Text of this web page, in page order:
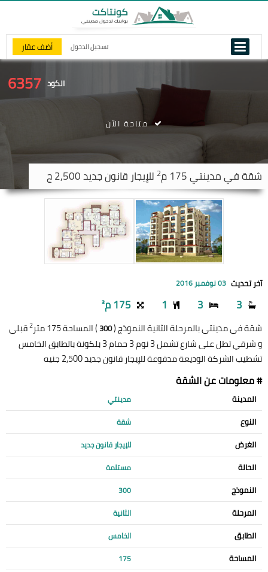
تسجيل الدخول أضف عقار
الكود 6357
شقة فيمدينتي 2 للإيجار قانون جديد 2,500 ج
متاحة الآن
آخر تحديث 03 نوفمبر 2016
3
3
1 175 م²
شقة في مدينتي بالمرحلة الثانية النموذج (300) المساحة 175 متر 2قبلي
و شرقي تطل على شارع تشمل 3 نوم 3 حمام 3 بلكونة بالطابق الخامس
تشطيب الشركة الوديعة مدفوعة للإيجار قانون جديد 2,500 جنيه
# معلومات عن الشقة
المدينة مدينتي
النوع شقة
الغرض للإيجار قانون جديد
الحالة مستلمة
النموذج 300
المرحلة الثانية
الطابق الخامس
المساحة 175